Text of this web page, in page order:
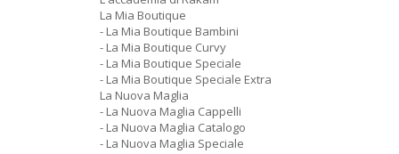
La Mia Boutique
- La Mia Boutique Bambini
- La Mia Boutique Curvy
- La Mia Boutique Speciale
- La Mia Boutique Speciale Extra
La Nuova Maglia
- La Nuova Maglia Cappelli
- La Nuova Maglia Catalogo
- La Nuova Maglia Speciale